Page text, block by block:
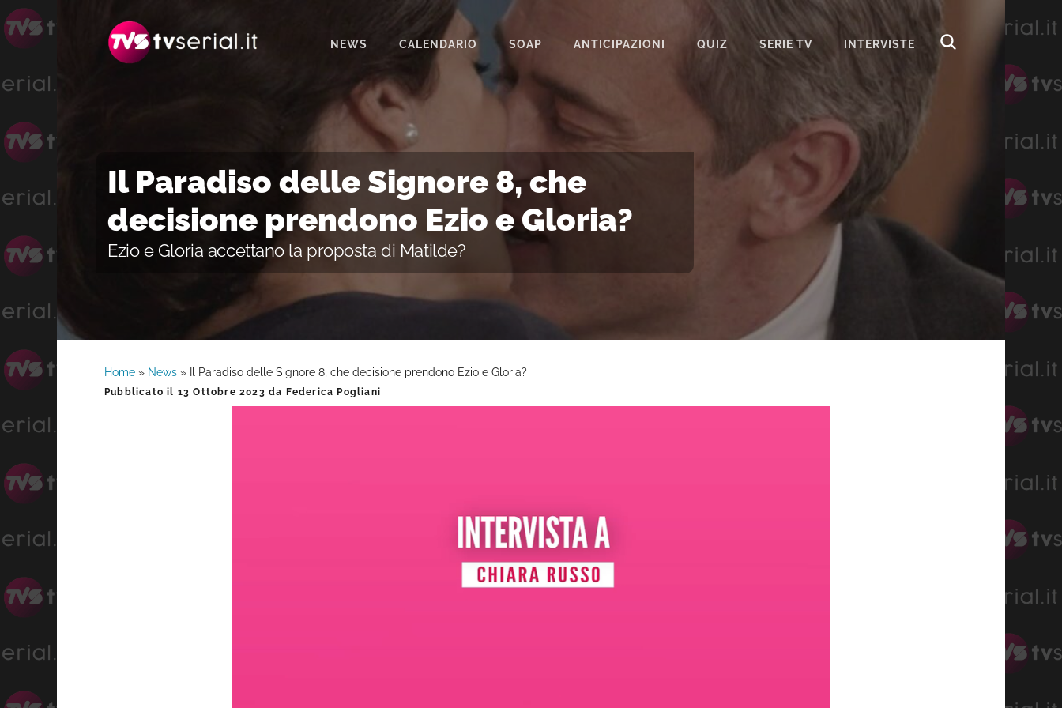
navigazione
contenuto
NEWS CALENDARIO SOAP
IL PARADISO DELLE SIGNORE
SEGRETI DI FAMIGLIA
TEMPESTA D’AMORE
ANTICIPAZIONI QUIZ SERIE TV INTERVISTE
Il Paradiso delle Signore 8, che
decisione prendono Ezio e Gloria?
Ezio e Gloria accettano la proposta di Matilde?
Home » News » Il Paradiso delle Signore 8, che decisione prendono Ezio e Gloria?
Pubblicato il 13 Ottobre 2023 da Federica Pogliani
Barra